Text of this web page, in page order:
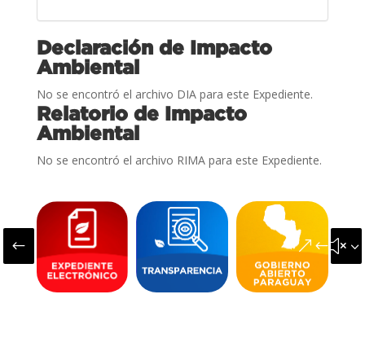
Declaración de Impacto
Ambiental
No se encontró el archivo DIA para este Expediente.
Relatorio de Impacto
Ambiental
No se encontró el archivo RIMA para este Expediente.
#